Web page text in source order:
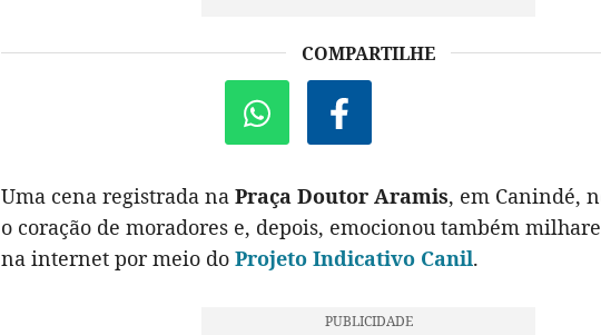
COMPARTILHE
Uma cena registrada na Praça Doutor Aramis, em Canindé,
o coração de moradores e, depois, emocionou também
na internet por meio do Projeto Indicativo Canil.